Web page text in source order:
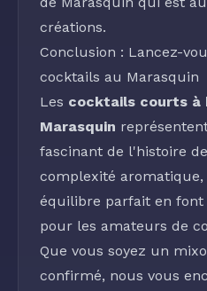
créations.
Conclusion : Lancez-
cocktails au Marasquin
Les cocktails courts à
Marasquin
fascinant de l'histoire
complexité
équilibre parfait en font
pour les amateurs de
Que vous soyez un
confirmé, nous vous